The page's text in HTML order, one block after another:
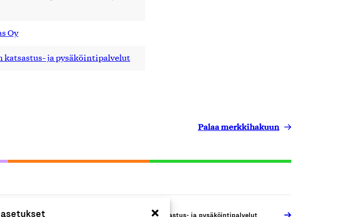
Oy
katsastus- ja pysäköintipalvelut
Palaa merkkihakuun
Ajoneuvojen katsastus- ja pysäköintipalvelut